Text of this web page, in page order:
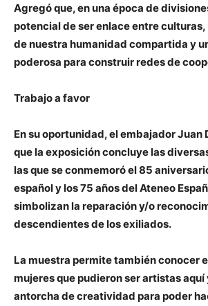
Agregó que, en una época de
potencial de ser enlace entre
de nuestra humanidad compartida y
poderosa para construir redes de
Trabajo a favor
En su oportunidad, el embajador Juan
que la exposición concluye las
las que se conmemoró el 85
español y los 75 años del Ateneo
simbolizan la reparación y/o
descendientes de los exiliados.
La muestra permite también conocer
mujeres que pudieron ser artistas aquí
antorcha de creatividad para poder